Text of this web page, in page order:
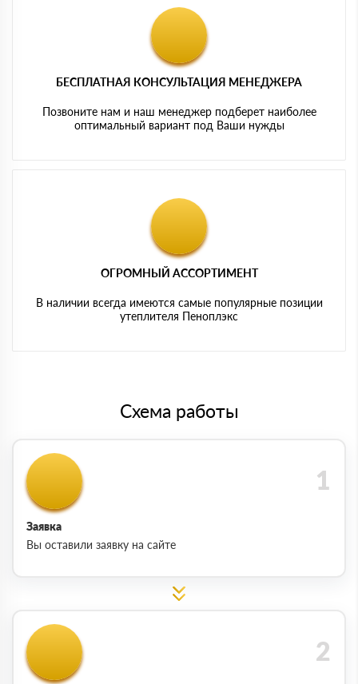
БЕСПЛАТНАЯ КОНСУЛЬТАЦИЯ МЕНЕДЖЕРА
Позвоните нам и наш менеджер подберет наиболее
оптимальный вариант под Ваши нужды
ОГРОМНЫЙ АССОРТИМЕНТ
В наличии всегда имеются самые популярные позиции
утеплителя Пеноплэкс
Схема работы
Заявка
Вы оставили заявку на сайте